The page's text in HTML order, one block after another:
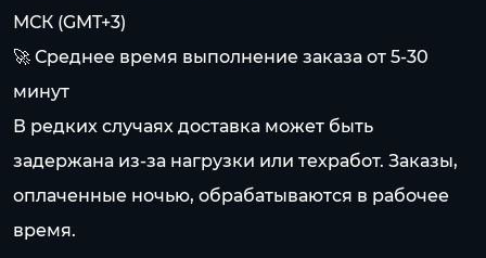
МСК (GMT+3)
🚀 Среднее время выполнение заказа от 5-30
минут
В редких случаях доставка может быть
задержана из-за нагрузки или техработ. Заказы,
оплаченные ночью, обрабатываются в рабочее
время.